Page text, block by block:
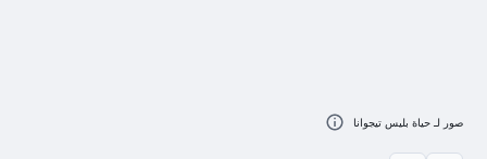
صور لـ حياة بليس تيجوانا